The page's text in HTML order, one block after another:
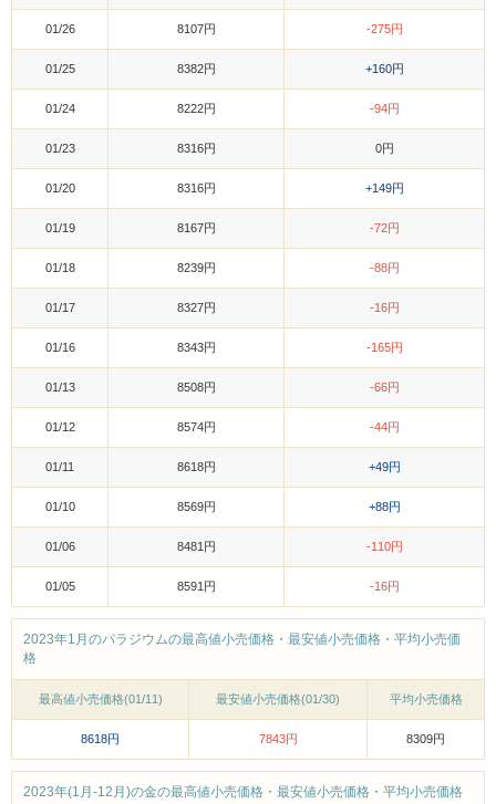
01/26 8107円 -275円
01/25 8382円 +160円
01/24 8222円 -94円
01/23 8316円 0円
01/20 8316円 +149円
01/19 8167円 -72円
01/18 8239円 -88円
01/17 8327円 -16円
01/16 8343円 -165円
01/13 8508円 -66円
01/12 8574円 -44円
01/11 8618円 +49円
01/10 8569円 +88円
01/06 8481円 -110円
01/05 8591円 -16円
2023年1月のパラジウムの最高値小売価格・最安値小売価格・平均小売価
格
最高値小売価格(01/11) 最安値小売価格(01/30) 平均小売価格
8618円 7843円 8309円
2023年(1月-12月)の金の最高値小売価格・最安値小売価格・平均小売価格